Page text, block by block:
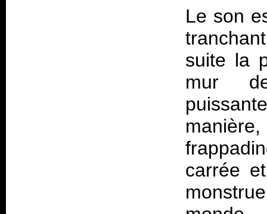
Le son
suite la
mur
carrée